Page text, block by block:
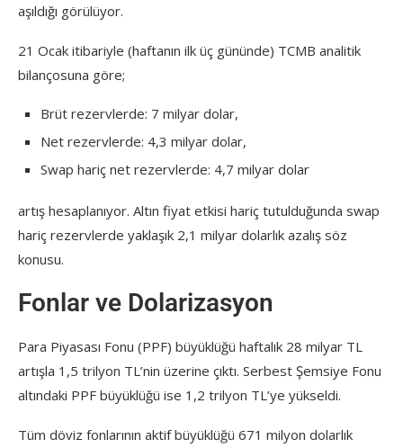
aşıldığı görülüyor.
21 Ocak itibariyle (haftanın ilk üç gününde) TCMB analitik
bilançosuna göre;
Brüt rezervlerde: 7 milyar dolar,
Net rezervlerde: 4,3 milyar dolar,
Swap hariç net rezervlerde: 4,7 milyar dolar
artış hesaplanıyor. Altın fiyat etkisi hariç tutulduğunda swap
hariç rezervlerde yaklaşık 2,1 milyar dolarlık azalış söz
konusu.
Fonlar ve Dolarizasyon
Para Piyasası Fonu (PPF) büyüklüğü haftalık 28 milyar TL
artışla 1,5 trilyon TL’nin üzerine çıktı. Serbest Şemsiye Fonu
altındaki PPF büyüklüğü ise 1,2 trilyon TL’ye yükseldi.
Tüm döviz fonlarının aktif büyüklüğü 671 milyon dolarlık